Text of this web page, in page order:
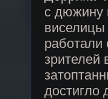
с дюжину
виселицы
работали
зрителей
достигло